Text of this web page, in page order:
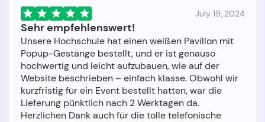
July 19, 2024
Sehr empfehlenswert!
Unsere Hochschule hat einen weißen Pavillon mit
Popup-Gestänge bestellt, und er ist genauso
hochwertig und leicht aufzubauen, wie auf der
Website beschrieben – einfach klasse. Obwohl wir
kurzfristig für ein Event bestellt hatten, war die
Lieferung pünktlich nach 2 Werktagen da.
Herzlichen Dank auch für die tolle telefonische